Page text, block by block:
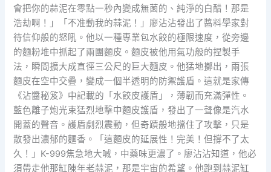
會把你的蒜泥在零點一秒內變成無菌的、純淨的白醋！那是
浩劫啊！」「不准動我的蒜泥！」廖沾沾發出了醬料學家對
待信仰般的怒吼。他以一種專業包水餃的極限速度，從旁邊
的麵粉堆中抓起了兩團麵皮。麵皮被他用氣功般的捏製手
法，瞬間擴大成直徑三公尺的巨大麵皮。他猛地擲出，兩張
麵皮在空中交疊，變成一個半透明的防禦護盾。這就是家傳
《沾醬秘笈》中記載的「水餃皮護盾」，薄韌而充滿彈性。
藍色離子炮光束猛烈地擊中麵皮護盾，發出了一聲像是汽水
開蓋的聲音。護盾劇烈震動，但奇蹟般地擋住了攻擊，只是
散發出濃郁的麵香。「這麵皮的延展性！完美！但撐不了太
久！」K-999焦急地大喊，中藥味更濃了。廖沾沾知道，他必
須帶走他那缸陳年老蒜泥，那是宇宙的希望。他跑到蒜泥缸